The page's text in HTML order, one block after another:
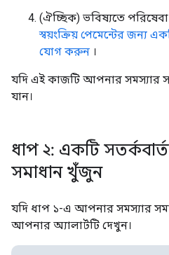
(ঐচ্ছিক) ভবিষ্যতে
স্বয়ংক্রিয় পেমেন্টের জন্য
যোগ করুন ।
যদি এই কাজটি আপনার সমস্যার
যান।
ধাপ ২: একটি
সমাধান খুঁজুন
যদি ধাপ ১-এ আপনার সমস্যার
আপনার অ্যালার্টটি দেখুন।